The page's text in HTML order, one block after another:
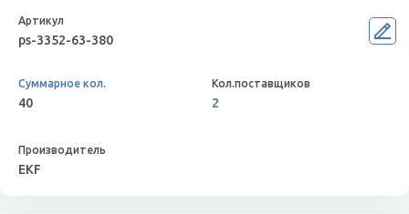
ps-3352-63-380
40 2
EKF